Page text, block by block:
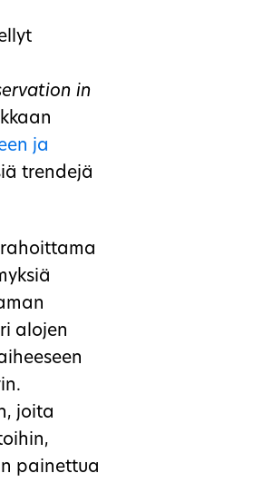
in
ja
trendejä
rahoittama
alojen
joita
painettua